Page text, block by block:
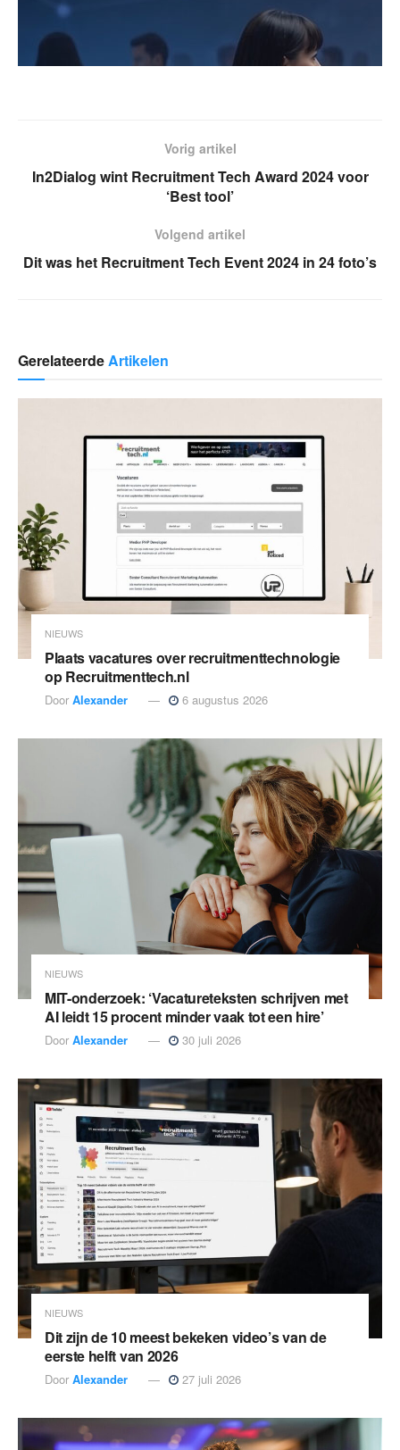
Vorig artikel
In2Dialog wint Recruitment Tech Award 2024 voor
‘Best tool’
Volgend artikel
Dit was het Recruitment Tech Event 2024 in 24 foto’s
GerelateerdeArtikelen
NIEUWS
Plaats vacatures over recruitmenttechnologie
op Recruitmenttech.nl
Door Alexander 6 augustus 2026
NIEUWS
MIT-onderzoek: ‘Vacatureteksten schrijven met
AI leidt 15 procent minder vaak tot een hire’
Door Alexander 30 juli 2026
NIEUWS
Dit zijn de 10 meest bekeken video’s van de
eerste helft van 2026
Door Alexander 27 juli 2026